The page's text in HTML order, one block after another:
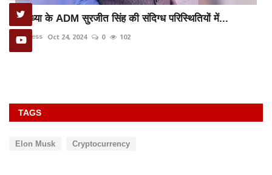
अयोध्या के ADM सुरजीत सिंह की संदिग्ध परिस्थितियों में...
rexpress Oct 24, 2024 0 102
TAGS
Elon Musk Cryptocurrency